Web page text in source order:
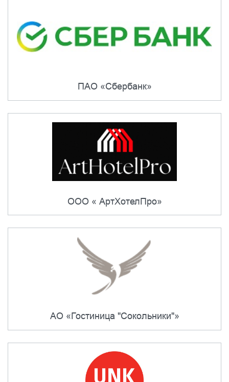
ПАО «Сбербанк»
ООО « АртХотелПро»
АО «Гостиница "Сокольники"»